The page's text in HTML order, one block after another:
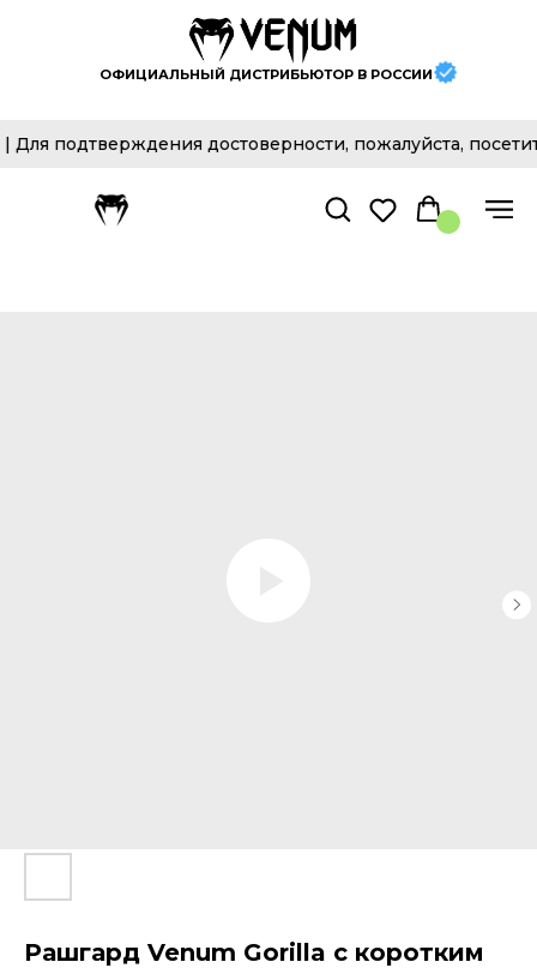
ОФИЦИАЛЬНЫЙ ДИСТРИБЬЮТОР В РОССИИ
достоверности, пожалуйста,
Рашгард Venum Gorilla с коротким